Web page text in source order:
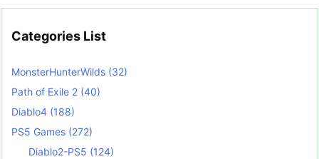
Categories List
MonsterHunterWilds (32)
Path of Exile 2 (40)
Diablo4 (188)
PS5 Games (272)
Diablo2-PS5 (124)